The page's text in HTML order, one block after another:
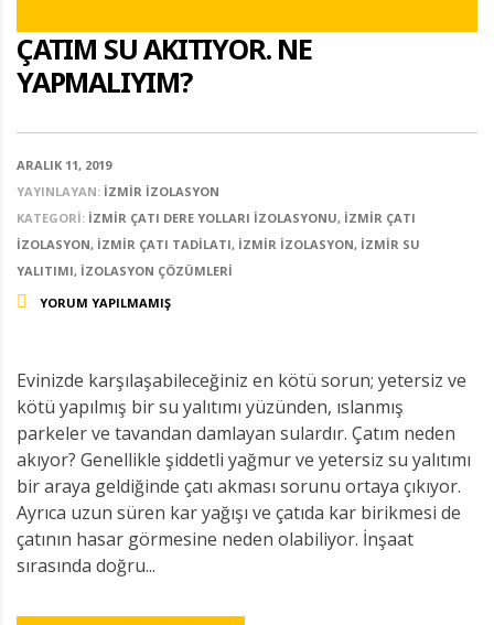
ÇATIM SU AKITIYOR. NE
YAPMALIYIM?
ARALIK 11, 2019
YAYINLAYAN: İZMIR İZOLASYON
KATEGORI: İZMIR ÇATI DERE YOLLARI İZOLASYONU, İZMIR ÇATI
İZOLASYON, İZMIR ÇATI TADILATI, İZMIR İZOLASYON, İZMIR SU
YALITIMI, İZOLASYON ÇÖZÜMLERI
YORUM YAPILMAMIŞ
Evinizde karşılaşabileceğiniz en kötü sorun; yetersiz ve
kötü yapılmış bir su yalıtımı yüzünden, ıslanmış
parkeler ve tavandan damlayan sulardır. Çatım neden
akıyor? Genellikle şiddetli yağmur ve yetersiz su yalıtımı
bir araya geldiğinde çatı akması sorunu ortaya çıkıyor.
Ayrıca uzun süren kar yağışı ve çatıda kar birikmesi de
çatının hasar görmesine neden olabiliyor. İnşaat
sırasında doğru...